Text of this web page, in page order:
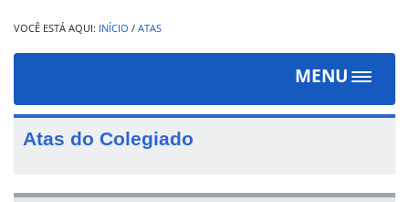
INÍCIO / ATAS
MENU
Toggle
Atas do Colegiado